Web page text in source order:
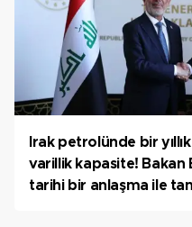
Irak petrolünde bir
varillik kapasite! Bakan
tarihi bir anlaşma ile